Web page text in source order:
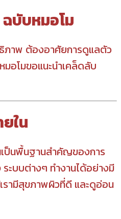
บับหมอโม
ภาพ ต้องอาศัยการดูแลตัว
มอโมขอแนะนำเคล็ดลับ
ใน
ป็นพื้นฐานสำคัญของการ
ะบบต่างๆ ทำงานได้อย่างมี
รามีสุขภาพผิวที่ดี และดูอ่อน